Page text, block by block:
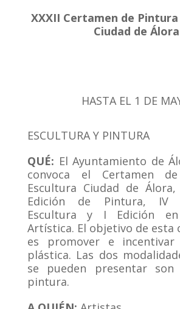
XXXII Certamen de
Ciudad de Álora
HASTA EL 1 DE
ESCULTURA Y PINTURA
QUÉ: El Ayuntamiento de
convoca el Certamen
Escultura Ciudad de Álora,
Edición de Pintura, IV
Escultura y I Edición en
Artística. El objetivo de esta
es promover e incentivar
plástica. Las dos
se pueden presentar
pintura.